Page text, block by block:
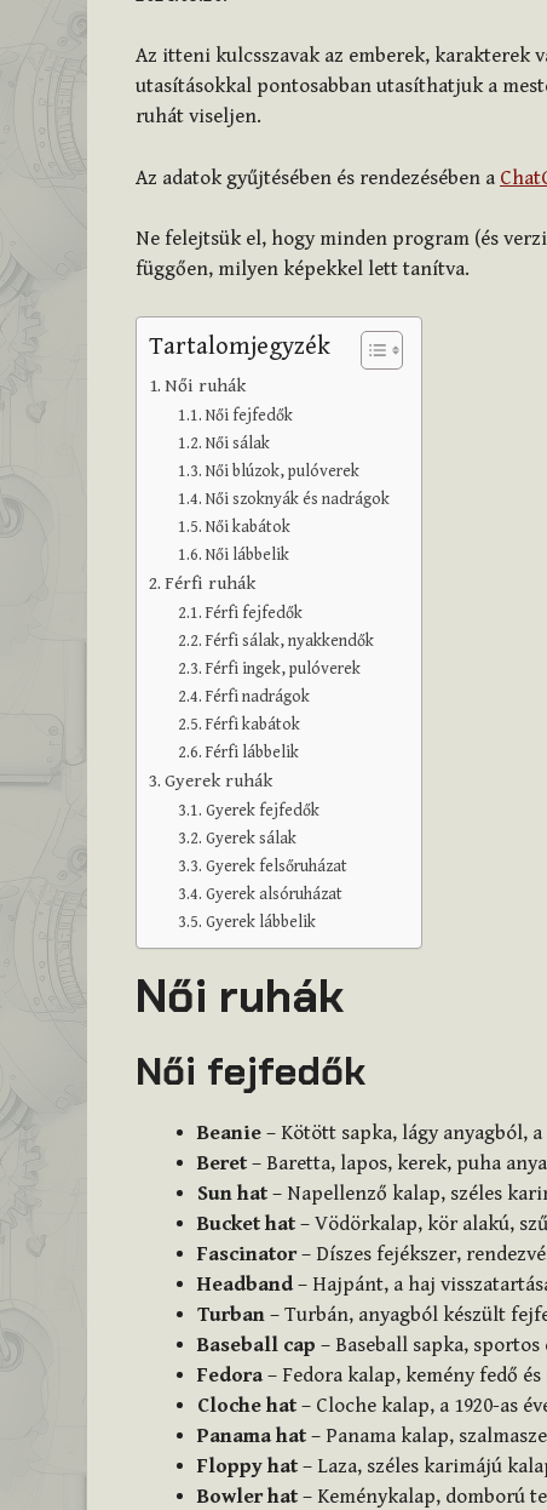
Az itteni kulcsszavak az emberek, karakterek
utasításokkal pontosabban utasíthatjuk a
ruhát viseljen.
Az adatok gyűjtésében és rendezésében a
Ne felejtsük el, hogy minden program (és
függően, milyen képekkel lett tanítva.
Tartalomjegyzék
Női ruhák
Női fejfedők
Női sálak
Női blúzok, pulóverek
Női szoknyák és nadrágok
Női kabátok
Női lábbelik
Férfi ruhák
Férfi fejfedők
Férfi sálak, nyakkendők
Férfi ingek, pulóverek
Férfi nadrágok
Férfi kabátok
Férfi lábbelik
Gyerek ruhák
Gyerek fejfedők
Gyerek sálak
Gyerek felsőruházat
Gyerek alsóruházat
Gyerek lábbelik
Női ruhák
Női fejfedők
Beanie – Kötött sapka, lágy anyagból,
Beret – Baretta, lapos, kerek, puha
Sun hat – Napellenző kalap, széles
Bucket hat – Vödörkalap, kör alakú,
Fascinator– Díszes fejékszer,
Headband– Hajpánt, a haj
Turban – Turbán, anyagból készült
Baseball cap – Baseball sapka, sportos
Fedora– Fedora kalap, kemény fedő
Cloche hat – Cloche kalap, a 1920-as
Panama hat – Panama kalap,
Floppy hat – Laza, széles karimájú
Bowler hat – Keménykalap, domború